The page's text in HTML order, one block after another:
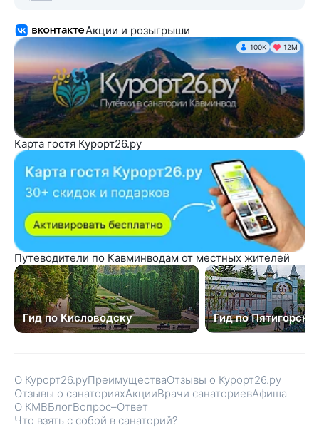
Акции и розыгрыши
100K 12М
Карта гостя Курорт26.ру
Путеводители по Кавминводам от местных жителей
Гид по Кисловодску Гид по Пятигорску
О Курорт26.руПреимуществаОтзывы о Курорт26.ру
Отзывы о санаторияхАкцииВрачи санаториевАфиша
О КМВБлогВопрос–Ответ
Что взять с собой в санаторий?